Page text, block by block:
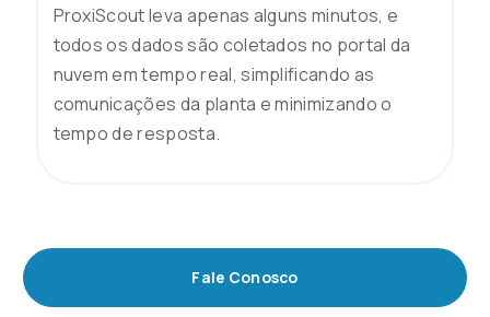
ProxiScout leva apenas alguns minutos, e
todos os dados são coletados no portal da
nuvem em tempo real, simplificando as
comunicações da planta e minimizando o
tempo de resposta.
Fale Conosco